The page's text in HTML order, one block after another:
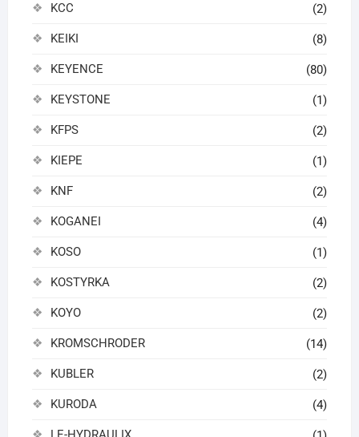
KCC (2)
KEIKI (8)
KEYENCE (80)
KEYSTONE (1)
KFPS (2)
KIEPE (1)
KNF (2)
KOGANEI (4)
KOSO (1)
KOSTYRKA (2)
KOYO (2)
KROMSCHRODER (14)
KUBLER (2)
KURODA (4)